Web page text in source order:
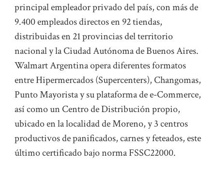
principal empleador privado del país, con más de
9.400 empleados directos en 92 tiendas,
distribuidas en 21 provincias del territorio
nacional y la Ciudad Autónoma de Buenos Aires.
Walmart Argentina opera diferentes formatos
entre Hipermercados (Supercenters), Changomas,
Punto Mayorista y su plataforma de e-Commerce,
así como un Centro de Distribución propio,
ubicado en la localidad de Moreno, y 3 centros
productivos de panificados, carnes y feteados, este
último certificado bajo norma FSSC22000.